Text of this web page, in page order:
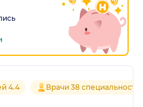
4.4 Врачи 38